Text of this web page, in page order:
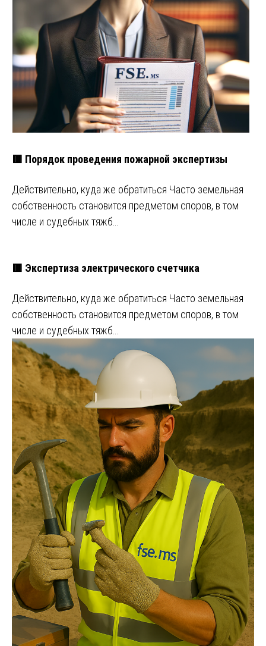
🟥 Порядок проведения пожарной экспертизы
Действительно, куда же обратиться Часто земельная
собственность становится предметом споров, в том
числе и судебных тяжб…
🟥 Экспертиза электрического счетчика
Действительно, куда же обратиться Часто земельная
собственность становится предметом споров, в том
числе и судебных тяжб…